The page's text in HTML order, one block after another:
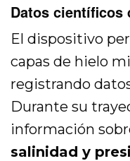
Datos científicos
El dispositivo
capas de hielo
registrando
Durante su
información
salinidad y